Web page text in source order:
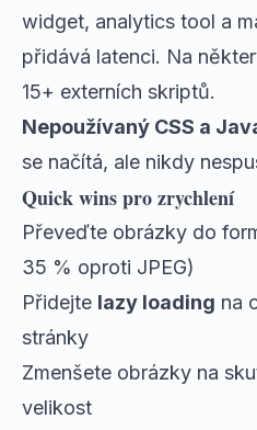
widget, analytics tool a
přidává latenci. Na
15+ externích skriptů.
Nepoužívaný CSS a
se načítá, ale nikdy
Quick wins pro zrychlení
Převeďte obrázky do
35 % oproti JPEG)
Přidejte lazy loading na
stránky
Zmenšete obrázky na
velikost